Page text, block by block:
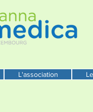
L'association